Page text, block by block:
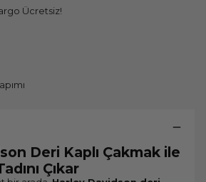
Ücretsiz!
Deri Kaplı Çakmak ile
Çıkar